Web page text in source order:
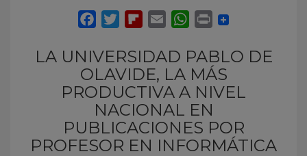
LA UNIVERSIDAD PABLO DE
OLAVIDE, LA MÁS
PRODUCTIVA A NIVEL
NACIONAL EN
PUBLICACIONES POR
PROFESOR EN INFORMÁTICA